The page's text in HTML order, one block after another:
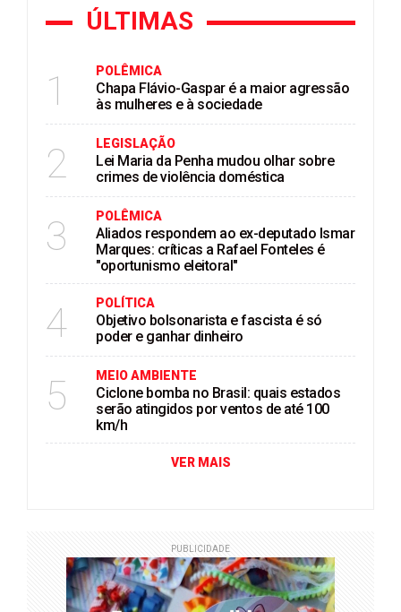
ÚLTIMAS
1 POLÊMICA
Chapa Flávio-Gaspar é a maior agressão
às mulheres e à sociedade
2 LEGISLAÇÃO
Lei Maria da Penha mudou olhar sobre
crimes de violência doméstica
3 POLÊMICA
Aliados respondem ao ex-deputado Ismar
Marques: críticas a Rafael Fonteles é
"oportunismo eleitoral"
4 POLÍTICA
Objetivo bolsonarista e fascista é só
poder e ganhar dinheiro
5 MEIO AMBIENTE
Ciclone bomba no Brasil: quais estados
serão atingidos por ventos de até 100
km/h
VER MAIS
PUBLICIDADE